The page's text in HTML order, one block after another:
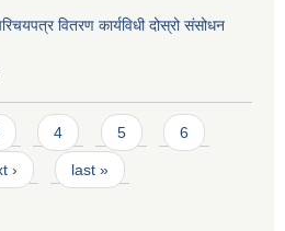
वितरण कार्यविधी दोस्रो संसोधन
4 5 6
› last »